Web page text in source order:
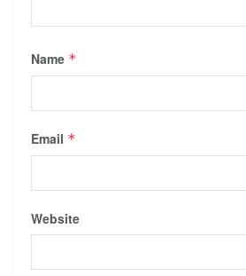
Name *
Email *
Website